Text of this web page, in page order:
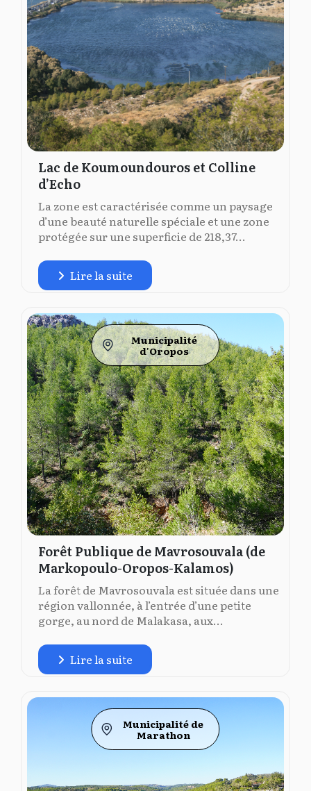
Lac de Koumoundouros et Colline
d’Echo
La zone est caractérisée comme un paysage
d’une beauté naturelle spéciale et une zone
protégée sur une superficie de 218,37...
Lire la suite
Municipalité
d'Oropos
Forêt Publique de Mavrosouvala (de
Markopoulo-Oropos-Kalamos)
La forêt de Mavrosouvala est située dans une
région vallonnée, à l’entrée d’une petite
gorge, au nord de Malakasa, aux...
Lire la suite
Municipalité de
Marathon